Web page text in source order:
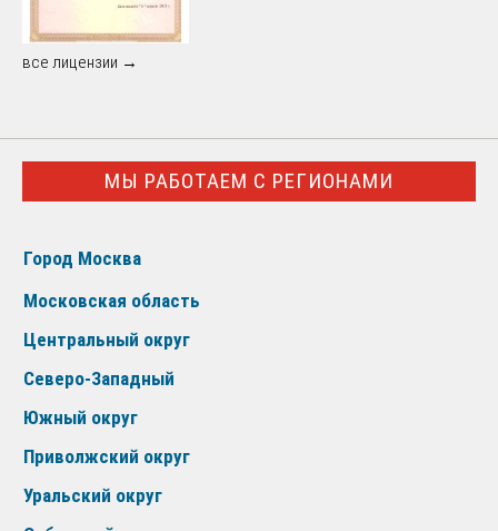
все лицензии →
МЫ РАБОТАЕМ С РЕГИОНАМИ
Город Москва
Московская область
Центральный округ
Северо-Западный
Южный округ
Приволжский округ
Уральский округ